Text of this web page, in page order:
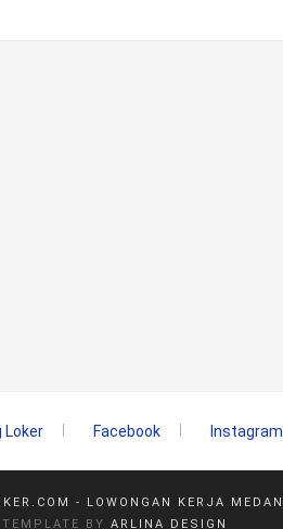
Loker Facebook Instagram
- LOWONGAN KERJA MEDAN
TEMPLATE BY ARLINA DESIGN